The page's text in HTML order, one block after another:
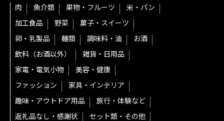
肉 魚介類 果物・フルーツ
米・パン
加工食品
野菜
菓子・スイーツ
卵・乳製品
麺類 調味料・油
お酒
飲料（お酒以外）
雑貨・日用品
家電・電気小物
美容・健康
ファッション
家具・インテリア
趣味・アウトドア用品
旅行・体験など
返礼品なし・感謝状
セット類・その他